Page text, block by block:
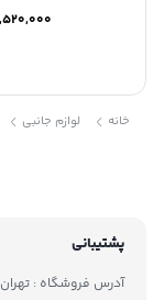
خانه لوازم جانبی
پشتیبانی
آدرس فروشگاه : تهران